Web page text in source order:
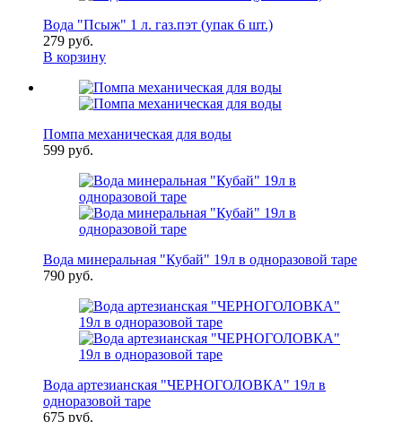
Вода "Псыж" 1 л. газ.пэт (упак 6 шт.)
279 руб.
В корзину
Помпа механическая для воды
599 руб.
Вода минеральная "Кубай" 19л в одноразовой таре
790 руб.
Вода артезианская "ЧЕРНОГОЛОВКА" 19л в
одноразовой таре
675 руб.